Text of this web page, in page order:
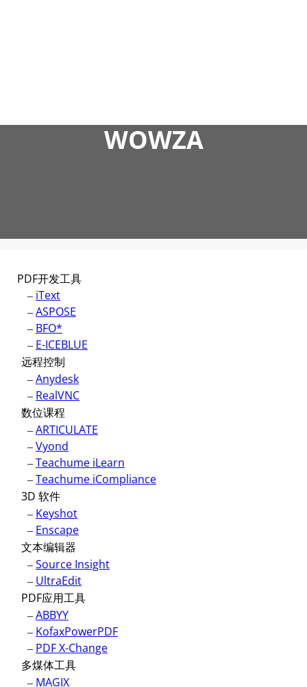
WOWZA
PDF开发工具
– iText
–ASPOSE
– BFO*
– E-ICEBLUE
远程控制
–Anydesk
– RealVNC
数位课程
–ARTICULATE
–Vyond
–Teachume iLearn
–Teachume iCompliance
3D 软件
– Keyshot
– Enscape
文本编辑器
–Source Insight
– UltraEdit
PDF应用工具
–ABBYY
– KofaxPowerPDF
– PDF X-Change
多煤体工具
– MAGIX